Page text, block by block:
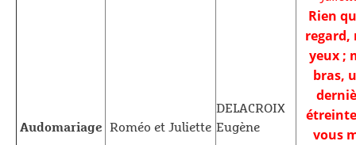
Audomariage Roméo et Juliette
DELACROIX
Eugène
Rien
regard,
yeux ;
bras,
vous